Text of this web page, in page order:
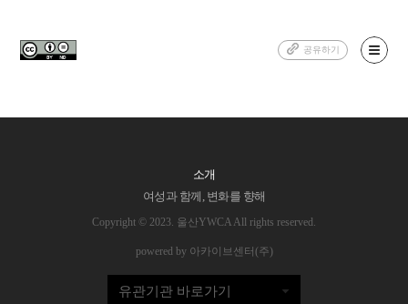
공유하기
소개
여성과 함께, 변화를 향해
Copyright © 2023. 울산YWCA All rights reserved.
powered by 아카이브센터(주)
유관기관 바로가기